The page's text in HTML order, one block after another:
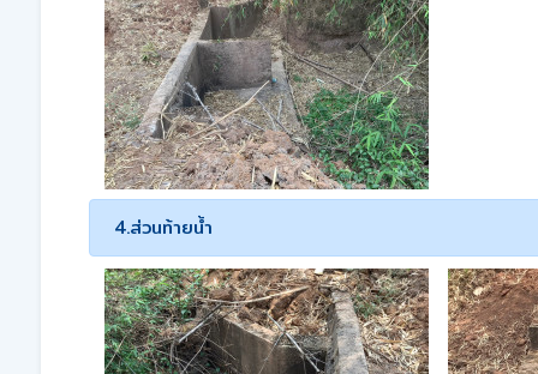
4.ส่วนท้ายน้ำ